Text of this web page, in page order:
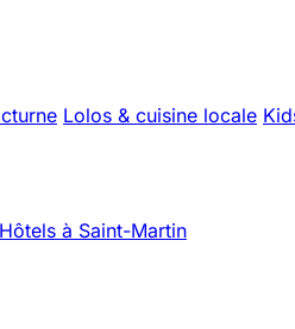
Lolos & cuisine locale
Hôtels à Saint-Martin